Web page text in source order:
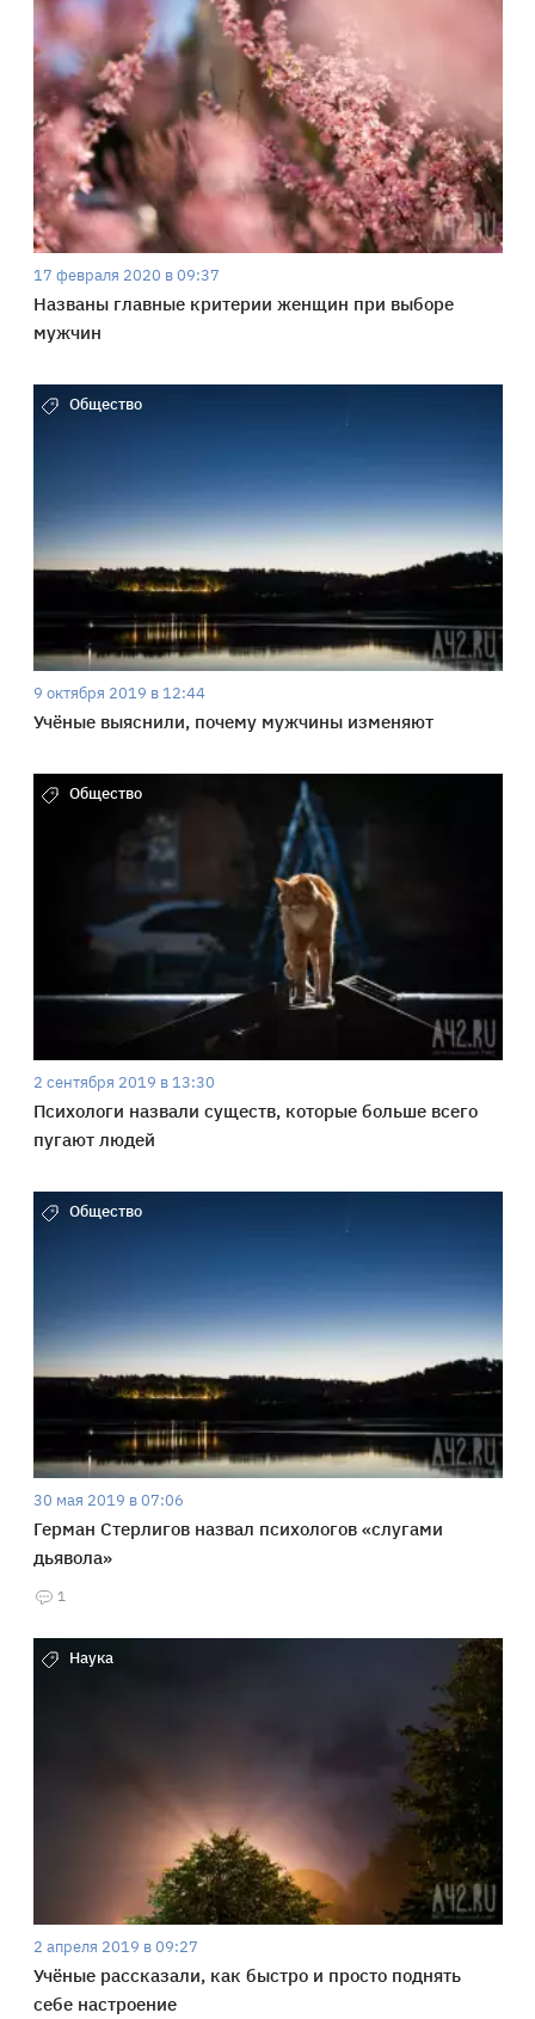
17 февраля 2020 в 09:37
Названы главные критерии женщин при выборе
мужчин
Общество
9 октября 2019 в 12:44
Учёные выяснили, почему мужчины изменяют
Общество
2 сентября 2019 в 13:30
Психологи назвали существ, которые больше всего
пугают людей
Общество
30 мая 2019 в 07:06
Герман Стерлигов назвал психологов «слугами
дьявола»
1
Наука
2 апреля 2019 в 09:27
Учёные рассказали, как быстро и просто поднять
себе настроение